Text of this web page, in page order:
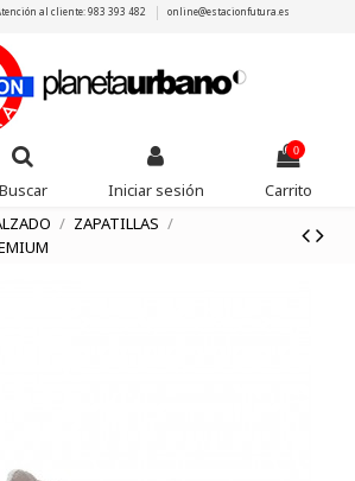
al cliente: 983 393 482 online@estacionfutura.es
Buscar Iniciar sesión
0
Carrito
ZAPATILLAS